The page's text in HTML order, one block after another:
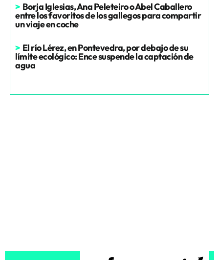
> Borja Iglesias, Ana Peleteiro o Abel Caballero
entre los favoritos de los gallegos para compartir
un viaje en coche
> El río Lérez, en Pontevedra, por debajo de su
límite ecológico: Ence suspende la captación de
agua